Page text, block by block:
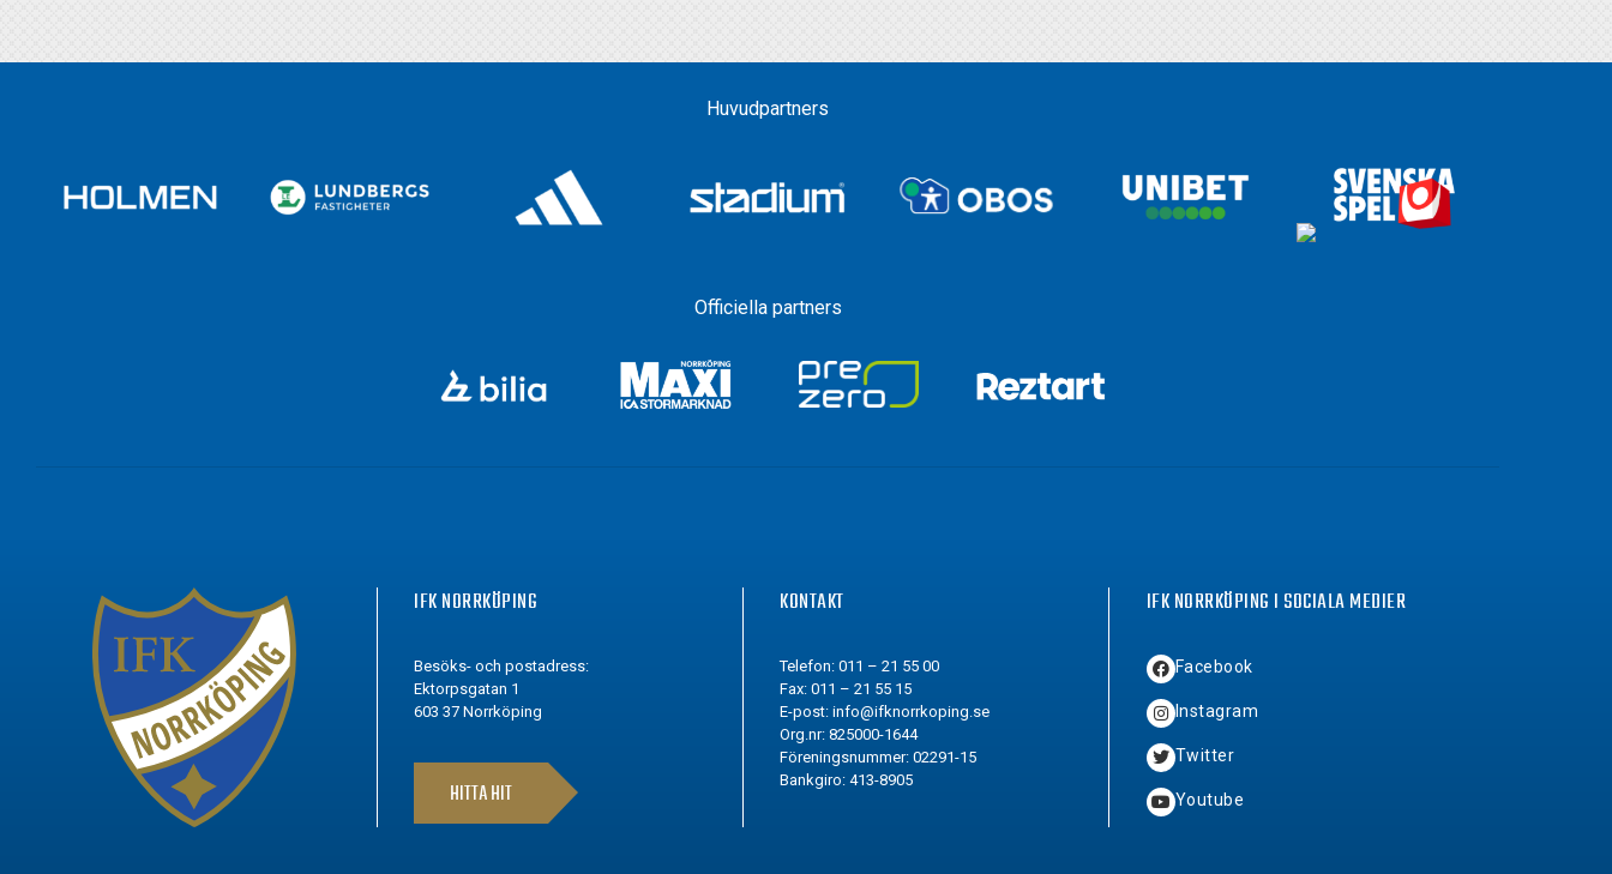
Huvudpartners
Officiella partners
IFK NORRKÖPING
Besöks- och postadress:
Ektorpsgatan 1
603 37 Norrköping
HITTA HIT
KONTAKT
Telefon: 011 – 21 55 00
Fax: 011 – 21 55 15
E-post:info@ifknorrkoping.se
Org.nr: 825000-1644
Föreningsnummer: 02291-15
Bankgiro: 413-8905
IFK NORRKÖPING I SOCIALA MEDIER
Facebook
Instagram
Twitter
Youtube